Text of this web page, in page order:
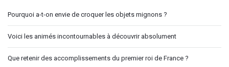
Pourquoi a-t-on envie de croquer les objets mignons ?
Voici les animés incontournables à découvrir absolument
Que retenir des accomplissements du premier roi de France ?